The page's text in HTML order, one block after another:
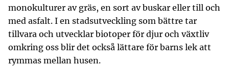
monokulturer av gräs, en sort av buskar eller till och
med asfalt. I en stadsutveckling som bättre tar
tillvara och utvecklar biotoper för djur och växtliv
omkring oss blir det också lättare för barns lek att
rymmas mellan husen.